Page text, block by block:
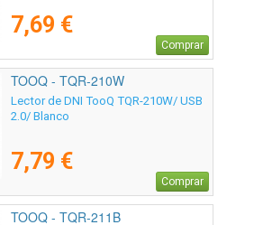
7,69 €
Comprar
TOOQ - TQR-210W
Lector de DNI TooQ TQR-210W/ USB
2.0/ Blanco
7,79 €
Comprar
TOOQ - TQR-211B